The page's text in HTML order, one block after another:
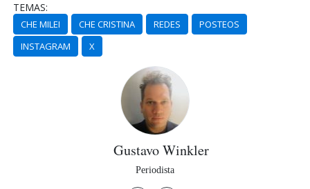
TEMAS:
CHE MILEI CHE CRISTINA REDES
POSTEOS
INSTAGRAM
X
Gustavo Winkler
Periodista